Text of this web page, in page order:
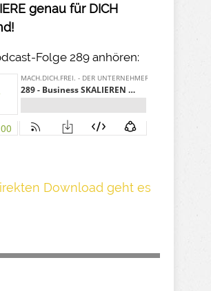
genau für DICH
Folge 289 anhören:
n Download geh t es